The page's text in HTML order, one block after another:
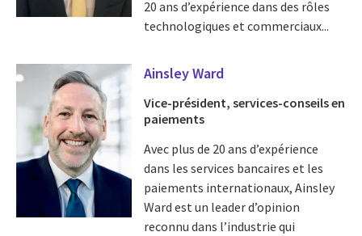
20 ans d’expérience dans des rôles
technologiques et commerciaux...
Ainsley Ward
Vice-président, services-conseils en
paiements
Avec plus de 20 ans d’expérience
dans les services bancaires et les
paiements internationaux, Ainsley
Ward est un leader d’opinion
reconnu dans l’industrie qui